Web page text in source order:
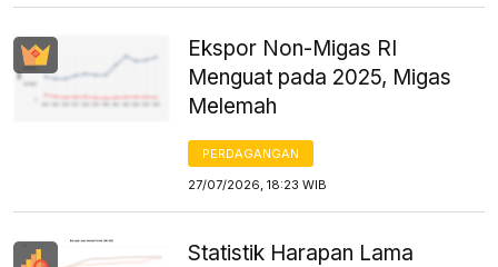
Ekspor Non-Migas RI
Menguat pada 2025, Migas
Melemah
PERDAGANGAN
27/07/2026, 18:23 WIB
Statistik Harapan Lama